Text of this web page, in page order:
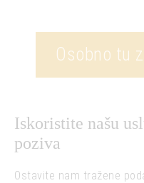
Osobno tu
Iskoristite našu
poziva
Ostavite nam tražene